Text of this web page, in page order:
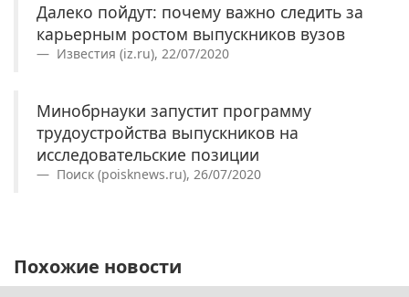
Далеко пойдут: почему важно следить за
карьерным ростом выпускников вузов
Известия (iz.ru), 22/07/2020
Минобрнауки запустит программу
трудоустройства выпускников на
исследовательские позиции
Поиск (poisknews.ru), 26/07/2020
Похожие новости